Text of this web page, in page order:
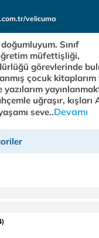
velicuma
Sınıf
müfettişliği,
görevlerinde
çocuk
uğraşır,
seve..Devamı